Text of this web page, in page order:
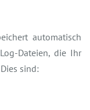
automatisch
Dateien, die Ihr
sind: